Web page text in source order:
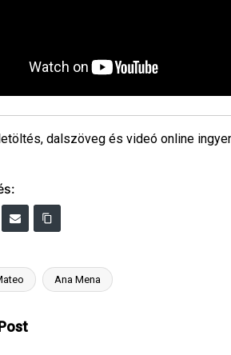
dalszöveg és videó online
Ana Mena